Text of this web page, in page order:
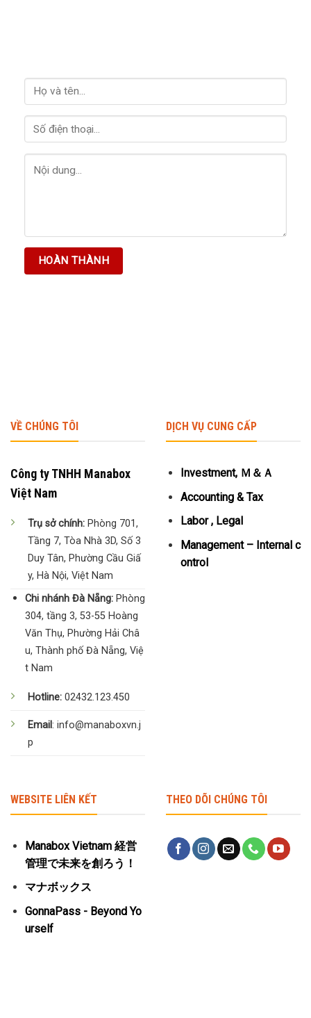
VỀ CHÚNG TÔI
Công ty TNHH Manabox
Việt Nam
Trụ sở chính: Phòng 701,
Tầng 7, Tòa Nhà 3D, Số 3
Duy Tân, Phường Cầu Giấ
y, Hà Nội, Việt Nam
Chi nhánh Đà Nẵng:Phòng
304, tầng 3, 53-55 Hoàng
Văn Thụ, Phường Hải Châ
u, Thành phố Đà Nẵng, Việ
t Nam
Hotline: 02432.123.450
Email: info@manaboxvn.j
p
DỊCH VỤ CUNG CẤP
Investment, Ｍ＆Ａ
Accounting & Tax
Labor , Legal
Management – Internal c
ontrol
WEBSITE LIÊN KẾT
Manabox Vietnam 経営
管理で未来を創ろう！
マナボックス
GonnaPass - Beyond Yo
urself
THEO DÕI CHÚNG TÔI